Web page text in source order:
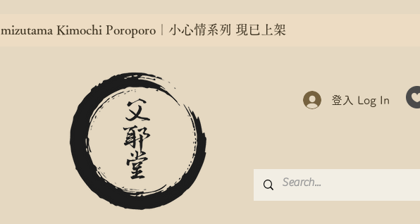
Kimochi Poroporo｜小心情系列 現已上架
登入 Log In